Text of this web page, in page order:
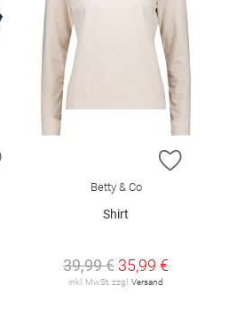
ZUR WUNSCHLISTE HINZUFÜGEN
ZUR
Betty & Co
Shirt
39,99 € 35,99 €
inkl. MwSt. zzgl.Versand